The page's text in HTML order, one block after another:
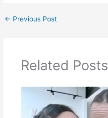
← Previous Post
Related Posts